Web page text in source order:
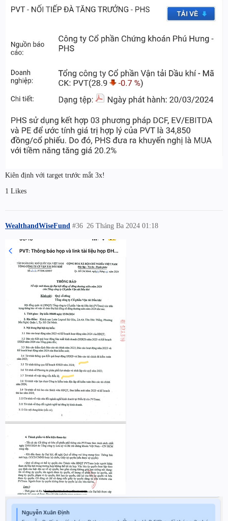
Kiên định với target trước mắt 3x!
1 Likes
WealthandWiseFund 26 Tháng Ba 2024 01:18
#36